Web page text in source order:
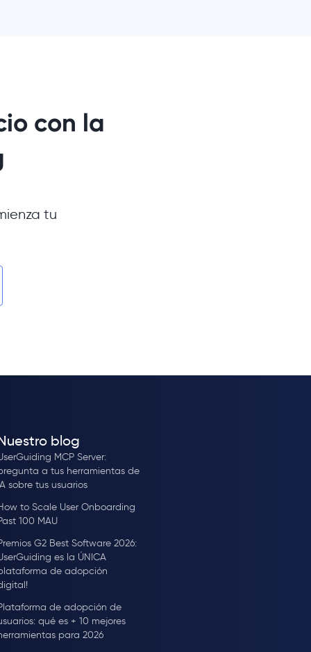
con la
tu
blog
MCP Server:
a tus herramientas de
sobre tus usuarios
to Scale User Onboarding
100 MAU
G2 Best Software 2026:
es la ÚNICA
de adopción
de adopción de
qué es + 10 mejores
para 2026